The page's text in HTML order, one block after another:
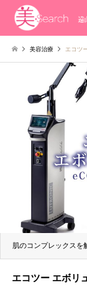
美容治療 エコツ
肌のコンプレックスを
エコツー エボリ